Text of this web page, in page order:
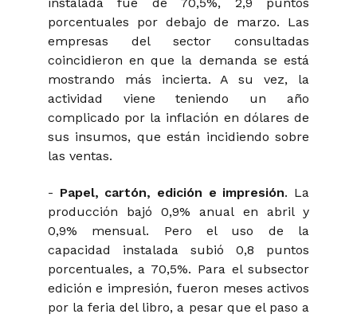
porcentuales por debajo de marzo. Las
empresas del sector consultadas
coincidieron en que la demanda se está
mostrando más incierta. A su vez, la
actividad viene teniendo un año
complicado por la inflación en dólares de
sus insumos, que están incidiendo sobre
las ventas.
- Papel, cartón, edición e impresión. La
producción bajó 0,9% anual en abril y
0,9% mensual. Pero el uso de la
capacidad instalada subió 0,8 puntos
porcentuales, a 70,5%. Para el subsector
edición e impresión, fueron meses activos
por la feria del libro, a pesar que el paso a